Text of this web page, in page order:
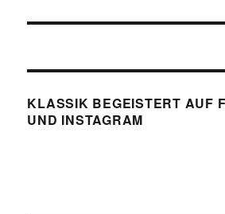
KLASSIK BEGEISTERT AUF
UND INSTAGRAM